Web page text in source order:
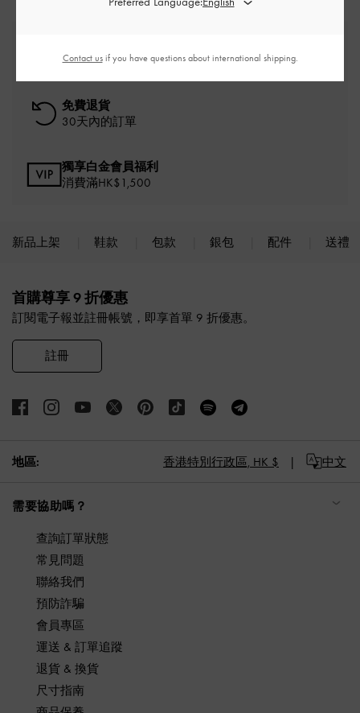
消費滿額*即刻享受
免費退貨
30天內的訂單
獨享白金會員福利
消費滿HK$1,500
新品上架 鞋款 包款 銀包 配件 送禮
首購尊享 9 折優惠
訂閱電子報並註冊帳號，即享首單 9 折優惠。
註冊
地區: 香港特別行政區, HK $ 中文
需要協助嗎？
查詢訂單狀態
常見問題
聯絡我們
預防詐騙
會員專區
運送 & 訂單追蹤
退貨 & 換貨
尺寸指南
Contact usif you have questions about international shipping.